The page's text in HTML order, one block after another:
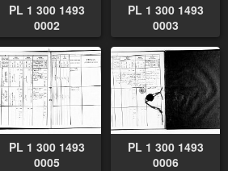
PL 1 300 1493
0002
PL 1 300 1493
0003
PL 1 300 1493
0005
PL 1 300 1493
0006